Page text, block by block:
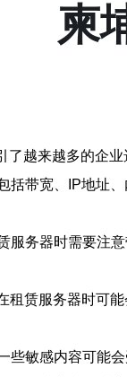
柬
越来越多的企
带宽、IP地址、
服务器时需要注
赁服务器时可
些敏感内容可能